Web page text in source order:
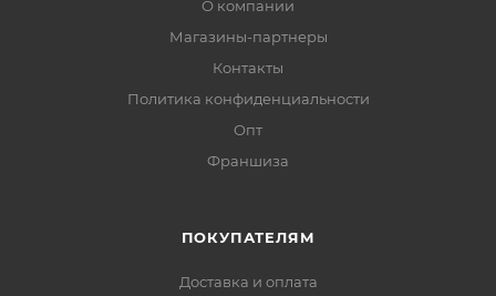
О компании
Магазины-партнеры
Контакты
Политика конфиденциальности
Опт
Франшиза
ПОКУПАТЕЛЯМ
Доставка и оплата